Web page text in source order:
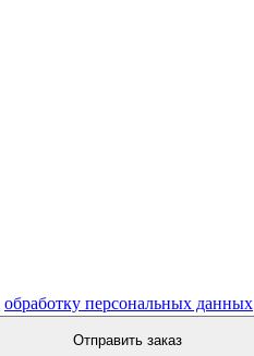
обработку персональных данных
Отправить заказ